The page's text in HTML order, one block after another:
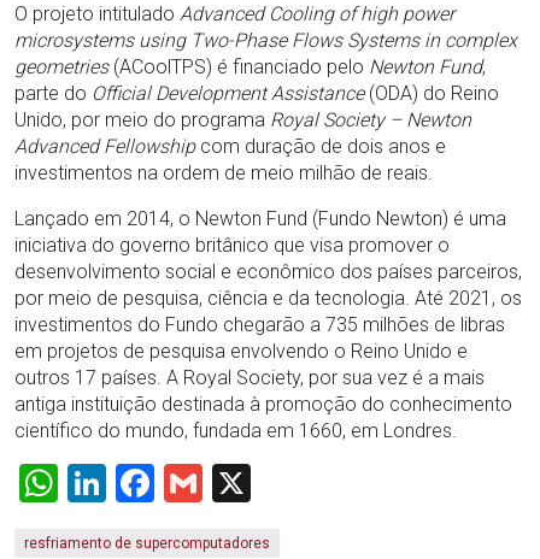
O projeto intitulado Advanced Cooling of high power
microsystems using Two-Phase Flows Systems in complex
geometries(ACoolTPS) é financiado pelo Newton Fund,
parte do Official Development Assistance(ODA) do Reino
Unido, por meio do programa Royal Society – Newton
Advanced Fellowshipcom duração de dois anos e
investimentos na ordem de meio milhão de reais.
Lançado em 2014, o Newton Fund (Fundo Newton) é uma
iniciativa do governo britânico que visa promover o
desenvolvimento social e econômico dos países parceiros,
por meio de pesquisa, ciência e da tecnologia. Até 2021, os
investimentos do Fundo chegarão a 735 milhões de libras
em projetos de pesquisa envolvendo o Reino Unido e
outros 17 países. A Royal Society, por sua vez é a mais
antiga instituição destinada à promoção do conhecimento
científico do mundo, fundada em 1660, em Londres.
WhatsApp
LinkedIn
Facebook
Gmail
resfriamento de supercomputadores